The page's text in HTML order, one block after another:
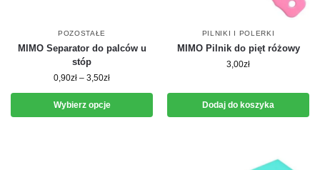
POZOSTAŁE
MIMO Separator do palców u
stóp
0,90zł – 3,50zł
Wybierz opcje
PILNIKI I POLERKI
MIMO Pilnik do pięt różowy
3,00zł
Dodaj do koszyka